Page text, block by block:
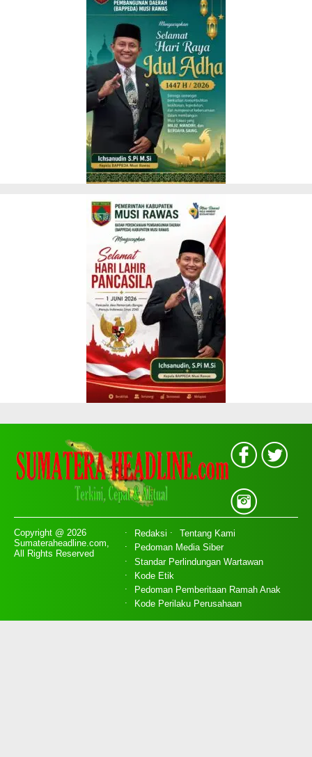
Copyright @ 2026
Sumateraheadline.com,
All Rights Reserved
Redaksi
Tentang Kami
Pedoman Media Siber
Standar Perlindungan Wartawan
Kode Etik
Pedoman Pemberitaan Ramah Anak
Kode Perilaku Perusahaan